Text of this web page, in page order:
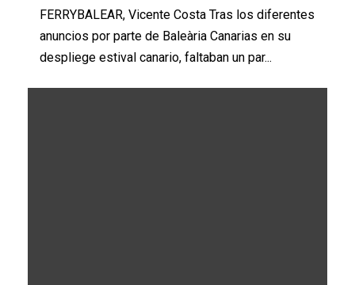
FERRYBALEAR, Vicente Costa Tras los diferentes
anuncios por parte de Baleària Canarias en su
despliege estival canario, faltaban un par...